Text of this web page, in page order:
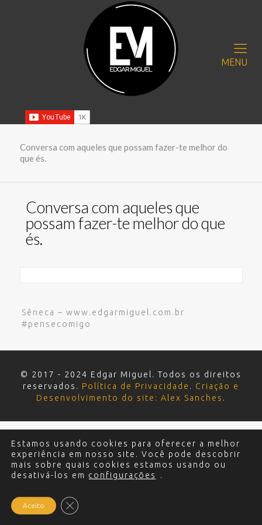
MENU
Conversa com aqueles que possam fazer-te melhor do
que és.
Conversa com aqueles que
possam fazer-te melhor do que
és.
Sêneca – www.edgarmiguel.com.br
#pensecomigo
© 2017 - 2024 Edgar Miguel. Todos os direitos
reservados. Política de Privacidade . Criação e
Desenvolvimento do site: Alex Sanches .
Estamos usando cookies para oferecer a melhor
experiência em nosso site. Você pode descobrir
mais sobre quais cookies estamos usando ou
desativá-los em configurações .
Aceito Close GDPR Cookie Banner